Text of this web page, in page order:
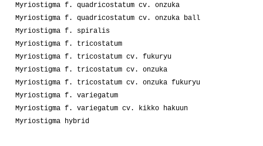
Myriostigma f. quadricostatum cv. onzuka
Myriostigma f. quadricostatum cv. onzuka ball
Myriostigma f. spiralis
Myriostigma f. tricostatum
Myriostigma f. tricostatum cv. fukuryu
Myriostigma f. tricostatum cv. onzuka
Myriostigma f. tricostatum cv. onzuka fukuryu
Myriostigma f. variegatum
Myriostigma f. variegatum cv. kikko hakuun
Myriostigma hybrid